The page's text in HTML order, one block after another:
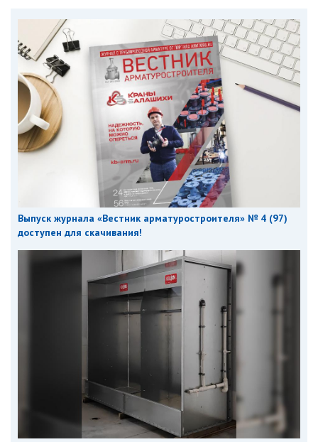
Выпуск журнала «Вестник арматуростроителя» № 4 (97)
доступен для скачивания!